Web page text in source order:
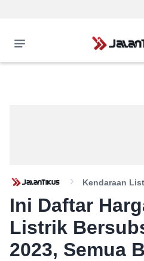
Kendaraan
Ini Daftar
Listrik
2023, Semua